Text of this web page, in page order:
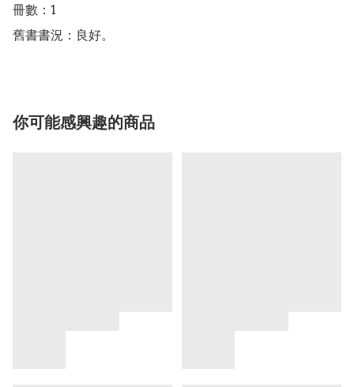
冊數：1
舊書書況：良好。
你可能感興趣的商品